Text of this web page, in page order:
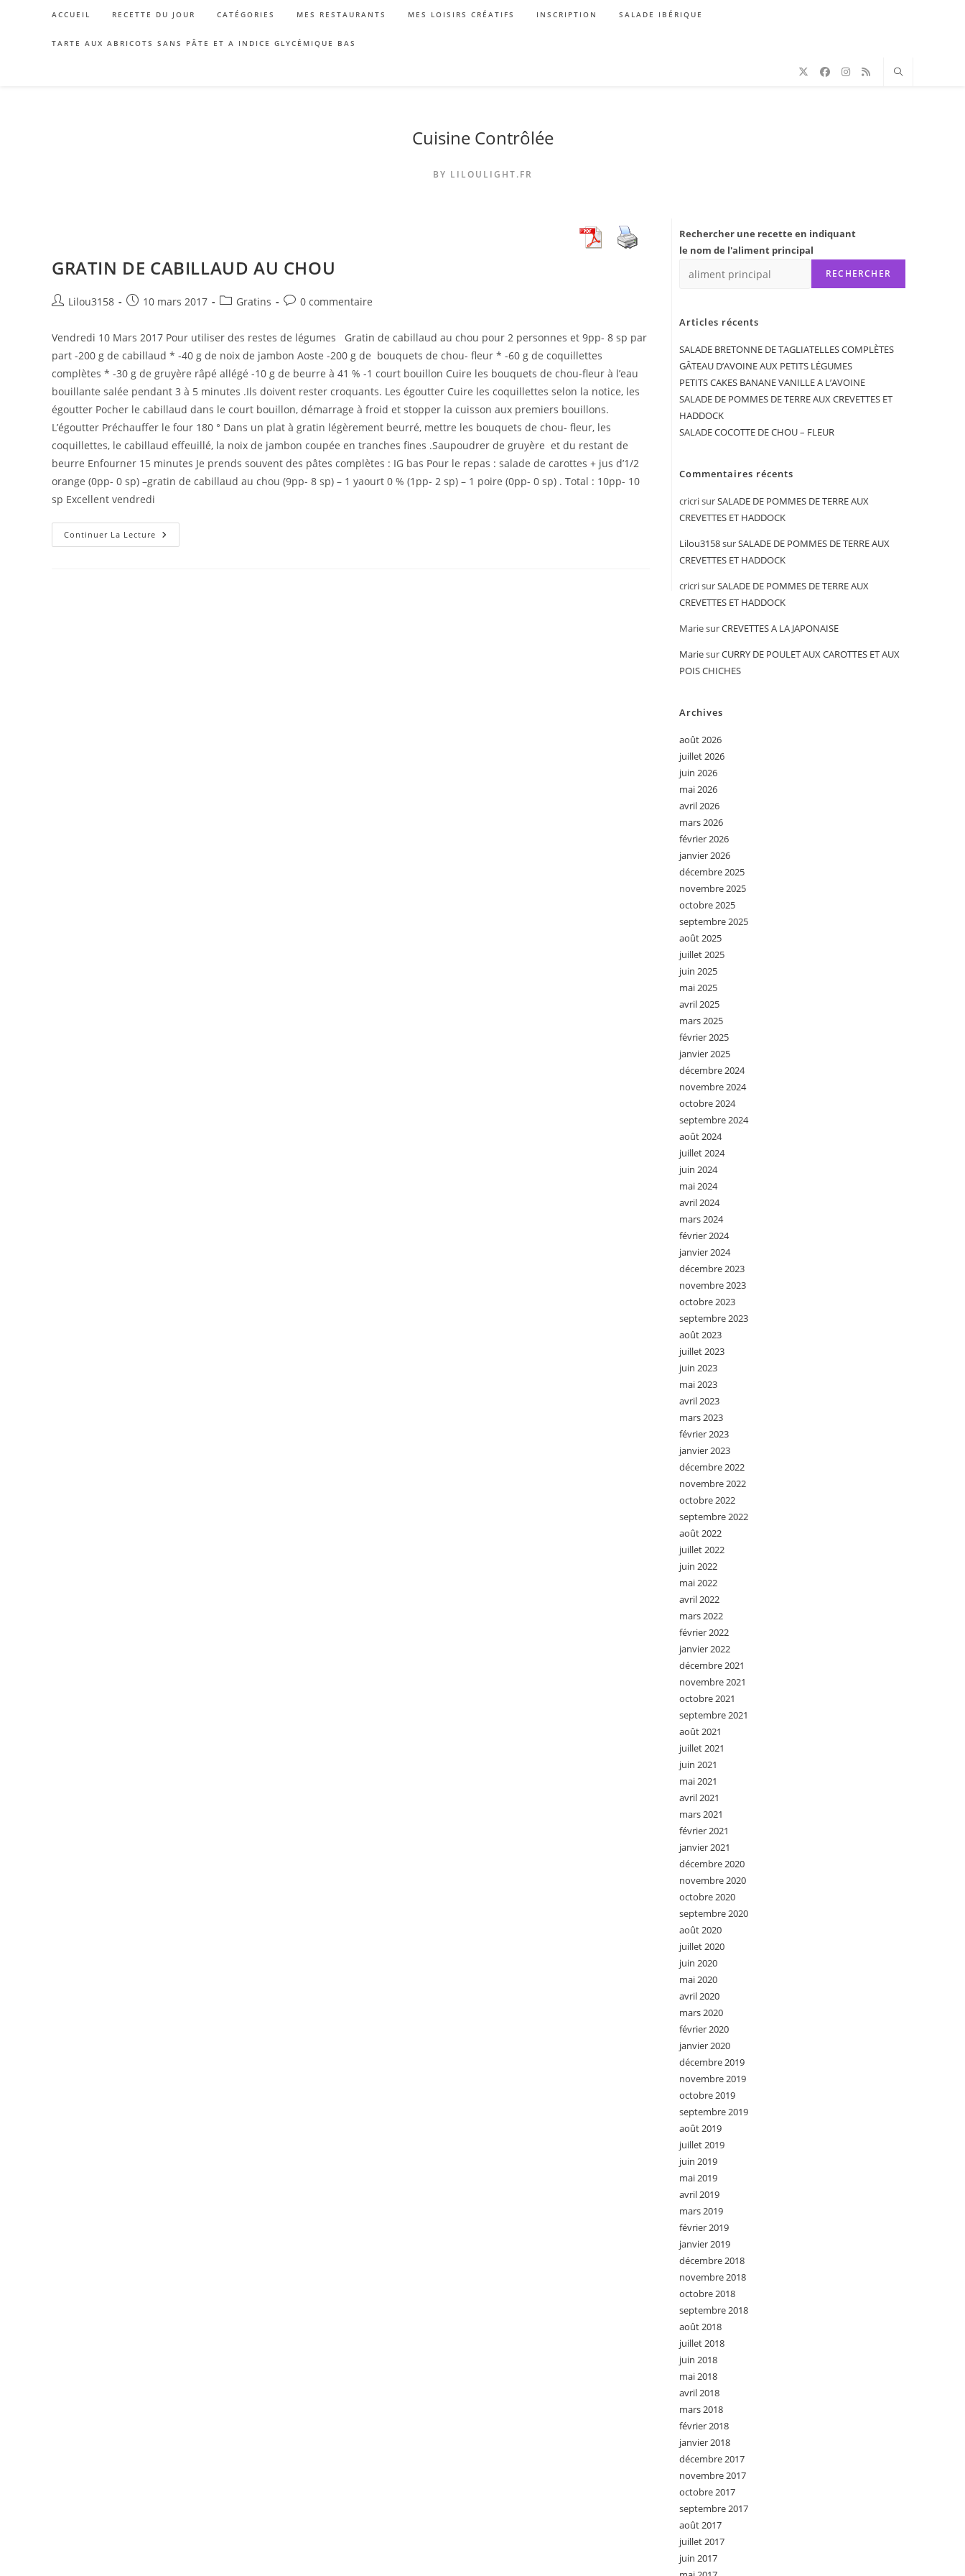
ACCUEIL RECETTE DU JOUR CATÉGORIES MES RESTAURANTS MES LOISIRS CRÉATIFS INSCRIPTION SALADE IBÉRIQUE
TARTE AUX ABRICOTS SANS PÂTE ET A INDICE GLYCÉMIQUE BAS
Cuisine Contrôlée
BY LILOULIGHT.FR
GRATIN DE CABILLAUD AU CHOU
Auteur/autrice
la
publication :
Lilou3158
Publication
10 mars 2017
PostGratins
Commentaires
la
publication :
0 commentaire
Vendredi 10 Mars 2017 Pour utiliser des restes de légumes Gratin de cabillaud au chou pour 2 personnes et 9pp- 8 sp par
part -200 g de cabillaud * -40 g de noix de jambon Aoste -200 g de bouquets de chou- fleur * -60 g de coquillettes
complètes * -30 g de gruyère râpé allégé -10 g de beurre à 41 % -1 court bouillon Cuire les bouquets de chou-fleur à l’eau
bouillante salée pendant 3 à 5 minutes .Ils doivent rester croquants. Les égoutter Cuire les coquillettes selon la notice, les
égoutter Pocher le cabillaud dans le court bouillon, démarrage à froid et stopper la cuisson aux premiers bouillons.
L’égoutter Préchauffer le four 180 ° Dans un plat à gratin légèrement beurré, mettre les bouquets de chou- fleur, les
coquillettes, le cabillaud effeuillé, la noix de jambon coupée en tranches fines .Saupoudrer de gruyère et du restant de
beurre Enfourner 15 minutes Je prends souvent des pâtes complètes : IG bas Pour le repas : salade de carottes + jus d’1/2
orange (0pp- 0 sp) –gratin de cabillaud au chou (9pp- 8 sp) – 1 yaourt 0 % (1pp- 2 sp) – 1 poire (0pp- 0 sp) . Total : 10pp- 10
sp Excellent vendredi
Continuer La Lecture GRATIN
DE
Rechercher une recette en indiquant
le nom de l'aliment principal
RECHERCHER
Articles récents
SALADE BRETONNE DE TAGLIATELLES COMPLÈTES
GÂTEAU D’AVOINE AUX PETITS LÉGUMES
PETITS CAKES BANANE VANILLE A L’AVOINE
SALADE DE POMMES DE TERRE AUX CREVETTES ET
HADDOCK
SALADE COCOTTE DE CHOU – FLEUR
Commentaires récents
cricrisurSALADE DE POMMES DE TERRE AUX
CREVETTES ET HADDOCK
Lilou3158surSALADE DE POMMES DE TERRE AUX
CREVETTES ET HADDOCK
cricrisurSALADE DE POMMES DE TERRE AUX
CREVETTES ET HADDOCK
MariesurCREVETTES A LA JAPONAISE
MariesurCURRY DE POULET AUX CAROTTES ET AUX
POIS CHICHES
Archives
août 2026
juillet 2026
juin 2026
mai 2026
avril 2026
mars 2026
février 2026
janvier 2026
décembre 2025
novembre 2025
octobre 2025
septembre 2025
août 2025
juillet 2025
juin 2025
mai 2025
avril 2025
mars 2025
février 2025
janvier 2025
décembre 2024
novembre 2024
octobre 2024
septembre 2024
août 2024
juillet 2024
juin 2024
mai 2024
avril 2024
mars 2024
février 2024
janvier 2024
décembre 2023
novembre 2023
octobre 2023
septembre 2023
août 2023
juillet 2023
juin 2023
mai 2023
avril 2023
mars 2023
février 2023
janvier 2023
décembre 2022
novembre 2022
octobre 2022
septembre 2022
août 2022
juillet 2022
juin 2022
mai 2022
avril 2022
mars 2022
février 2022
janvier 2022
décembre 2021
novembre 2021
octobre 2021
septembre 2021
août 2021
juillet 2021
juin 2021
mai 2021
avril 2021
mars 2021
février 2021
janvier 2021
décembre 2020
novembre 2020
octobre 2020
septembre 2020
août 2020
juillet 2020
juin 2020
mai 2020
avril 2020
mars 2020
février 2020
janvier 2020
décembre 2019
novembre 2019
octobre 2019
septembre 2019
août 2019
juillet 2019
juin 2019
mai 2019
avril 2019
mars 2019
février 2019
janvier 2019
décembre 2018
novembre 2018
octobre 2018
septembre 2018
août 2018
juillet 2018
juin 2018
mai 2018
avril 2018
mars 2018
février 2018
janvier 2018
décembre 2017
novembre 2017
octobre 2017
septembre 2017
août 2017
juillet 2017
juin 2017